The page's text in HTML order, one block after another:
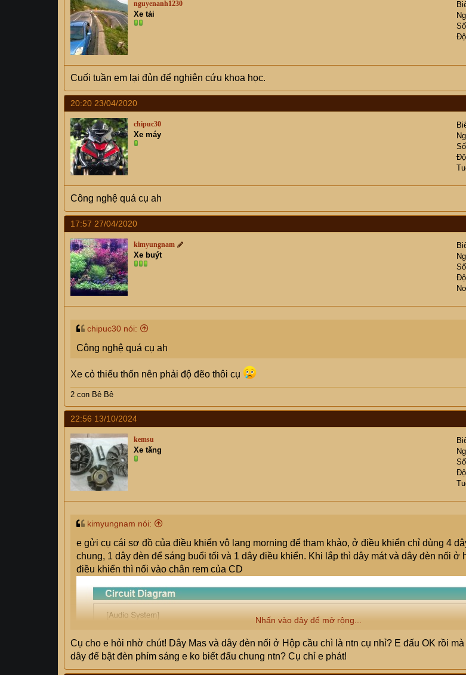
nguyenanh1230
Xe tải
Cuối tuần em lại đủn để nghiên cứu khoa học.
20:20 23/04/2020
chipuc30
Xe máy
Công nghệ quá cụ ah
17:57 27/04/2020
kimyungnam
Xe buýt
chipuc30 nói:
Công nghệ quá cụ ah
Xe cỏ thiếu thốn nên phải độ đẽo thôi cụ
2 con Bê Bê
22:56 13/10/2024
kemsu
Xe tăng
kimyungnam nói:
e gửi cụ cái sơ đồ của điều khiển vô lang morning để tham khảo, ở điều khiển chỉ dùng 4
chung, 1 dây đèn để sáng buổi tối và 1 dây điều khiển. Khi lắp thì dây mát và dây đèn nối ở
điều khiển thì nối vào chân rem của CD
Nhấn vào đây để mở rộng...
Cụ cho e hỏi nhờ chút! Dây Mas và dây đèn nối ở Hộp cầu chì là ntn cụ nhỉ? E đấu OK rồi
dây để bật đèn phím sáng e ko biết đấu chung ntn? Cụ chỉ e phát!